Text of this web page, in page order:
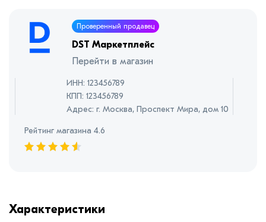
Проверенный продавец
DST Маркетплейс
Перейти в магазин
ИНН: 123456789
КПП: 123456789
Адрес: г. Москва, Проспект Мира, дом 10
Рейтинг магазина 4.6
Характеристики